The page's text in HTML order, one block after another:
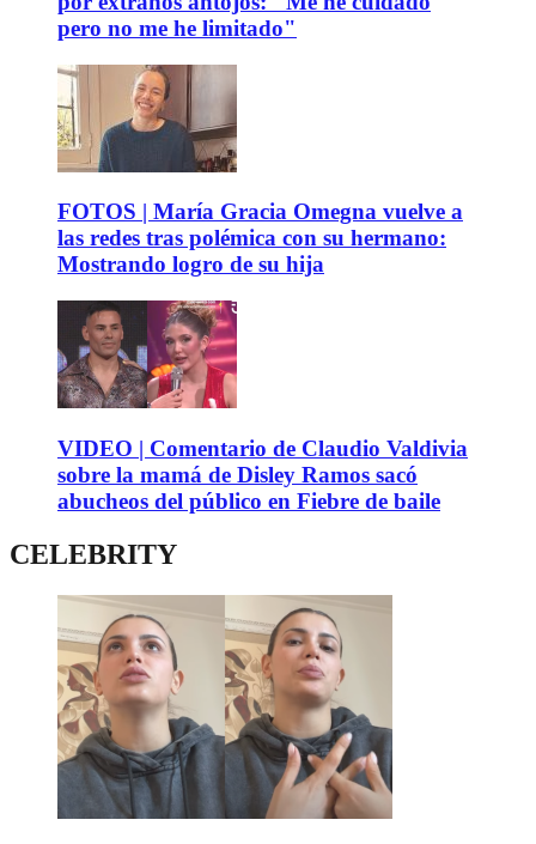
pero no me he limitado"
FOTOS | María Gracia Omegna vuelve a
las redes tras polémica con su hermano:
Mostrando logro de su hija
VIDEO | Comentario de Claudio Valdivia
sobre la mamá de Disley Ramos sacó
abucheos del público en Fiebre de baile
CELEBRITY